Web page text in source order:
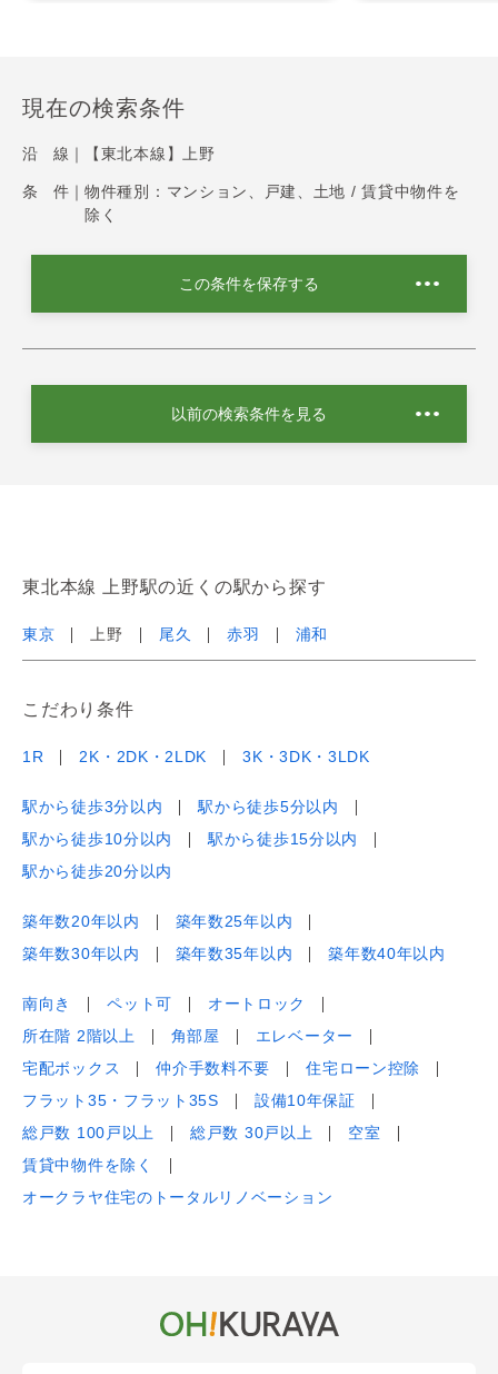
現在の検索条件
沿 線｜ 【東北本線】上野
条 件｜ 物件種別：マンション、戸建、土地 / 賃貸中物件を
除く
この条件を保存する
以前の検索条件を見る
東北本線 上野駅の近くの駅から探す
東京 上野 尾久 赤羽 浦和
こだわり条件
1R 2K・2DK・2LDK 3K・3DK・3LDK
駅から徒歩3分以内
駅から徒歩5分以内
駅から徒歩10分以内
駅から徒歩15分以内
駅から徒歩20分以内
築年数20年以内
築年数25年以内
築年数30年以内
築年数35年以内 築年数40年以内
南向き ペット可
オートロック
所在階 2階以上
角部屋
エレベーター
宅配ボックス
仲介手数料不要
住宅ローン控除
フラット35・フラット35S
設備10年保証
総戸数 100戸以上
総戸数 30戸以上
空室
賃貸中物件を除く
オークラヤ住宅のトータルリノベーション